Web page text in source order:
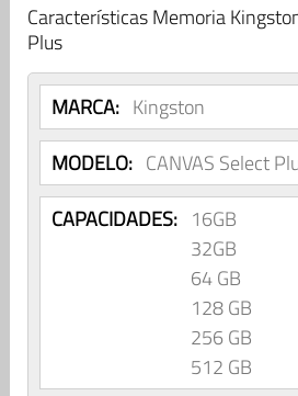
Características Memoria
Plus
MARCA: Kingston
MODELO: CANVAS Select
CAPACIDADES: 16GB
32GB
64 GB
128 GB
256 GB
512 GB